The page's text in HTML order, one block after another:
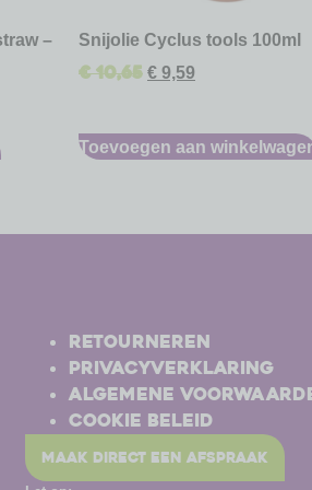
–
Snijolie Cyclus tools 100ml
€10,65 € 9,59
Toevoegen aan
Retourneren
Privacyverklaring
Algemene
Cookie beleid
maak direct een afspraak